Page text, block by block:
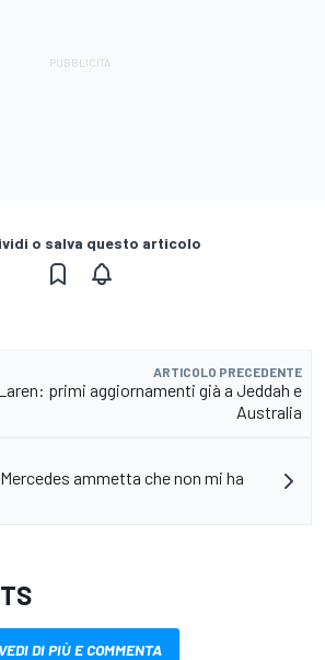
o salva questo articolo
ARTICOLO PRECEDENTE
primi aggiornamenti già a Jeddah e
Australia
ammetta che non mi ha
VEDI DI PIÙ E COMMENTA